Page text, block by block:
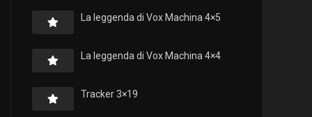
La leggenda di Vox Machina 4×5
La leggenda di Vox Machina 4×4
Tracker 3×19